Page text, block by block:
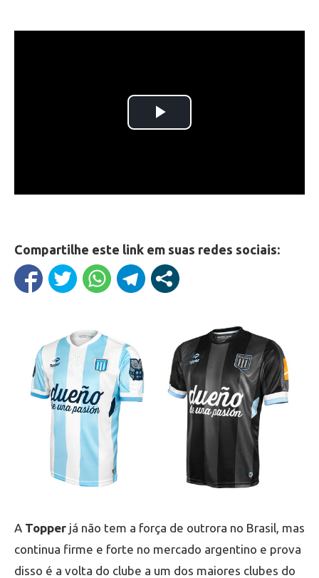
Compartilhe este link em suas redes sociais:
A Topper já não tem a força de outrora no Brasil, mas
continua firme e forte no mercado argentino e prova
disso é a volta do clube a um dos maiores clubes do